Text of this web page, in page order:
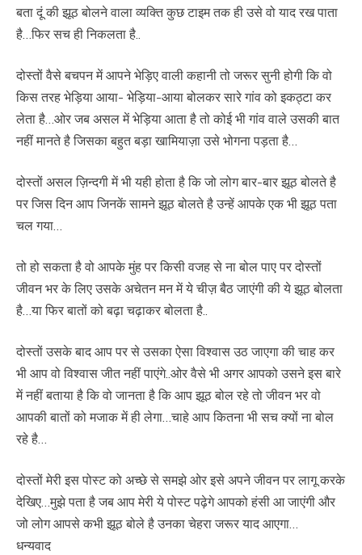
बता दूं की झूठ बोलने वाला व्यक्ति कुछ टाइम तक ही उसे वो याद रख पाता
है…फिर सच ही निकलता है..
दोस्तों वैसे बचपन में आपने भेड़िए वाली कहानी तो जरूर सुनी होगी कि वो
किस तरह भेड़िया आया- भेड़िया-आया बोलकर सारे गांव को इकठ्टा कर
लेता है…ओर जब असल में भेड़िया आता है तो कोई भी गांव वाले उसकी बात
नहीं मानते है जिसका बहुत बड़ा खामियाज़ा उसे भोगना पड़ता है…
दोस्तों असल ज़िन्दगी में भी यही होता है कि जो लोग बार-बार झूठ बोलते है
पर जिस दिन आप जिनकें सामने झूठ बोलते है उन्हें आपके एक भी झूठ पता
चल गया…
तो हो सकता है वो आपके मुंह पर किसी वजह से ना बोल पाए पर दोस्तों
जीवन भर के लिए उसके अचेतन मन में ये चीज़ बैठ जाएंगी की ये झूठ बोलता
है…या फिर बातों को बढ़ा चढ़ाकर बोलता है..
दोस्तों उसके बाद आप पर से उसका ऐसा विश्वास उठ जाएगा की चाह कर
भी आप वो विश्वास जीत नहीं पाएंगे..ओर वैसे भी अगर आपको उसने इस बारे
में नहीं बताया है कि वो जानता है कि आप झूठ बोल रहे तो जीवन भर वो
आपकी बातों को मजाक में ही लेगा…चाहे आप कितना भी सच क्यों ना बोल
रहे है…
दोस्तों मेरी इस पोस्ट को अच्छे से समझे ओर इसे अपने जीवन पर लागू करके
देखिए…मुझे पता है जब आप मेरी ये पोस्ट पढ़ेगे आपको हंसी आ जाएंगी और
जो लोग आपसे कभी झूठ बोले है उनका चेहरा जरूर याद आएगा…
धन्यवाद